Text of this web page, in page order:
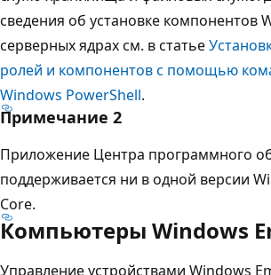
сведения об установке компонентов
серверных ядрах см. в статье
ролей и компонентов с помощью
Windows PowerShell.
Примечание 2
Приложение Центра программного
поддерживается ни в одной версии
Core.
Компьютеры Windows
Управление устройствами Windows